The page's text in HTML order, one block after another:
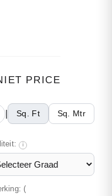
PRICE
Sq. Ft Sq. Mtr
i
(